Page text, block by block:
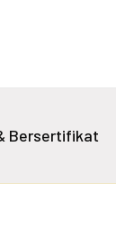
Bersertifikat